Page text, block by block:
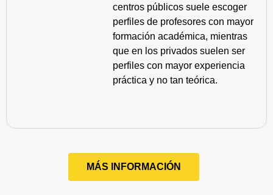
centros públicos suele escoger
perfiles de profesores con mayor
formación académica, mientras
que en los privados suelen ser
perfiles con mayor experiencia
práctica y no tan teórica.
MÁS INFORMACIÓN